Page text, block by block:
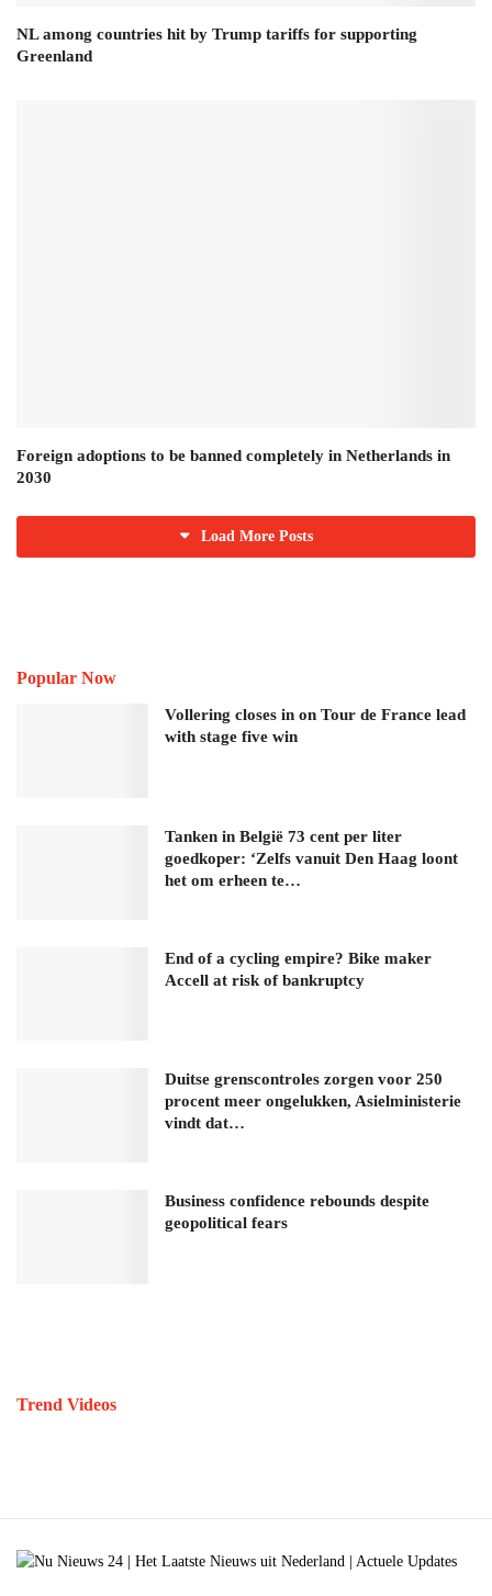
NL among countries hit by Trump tariffs for supporting
Greenland
Foreign adoptions to be banned completely in Netherlands in
2030
Load More Posts
Popular Now
Vollering closes in on Tour de France lead
with stage five win
Tanken in België 73 cent per liter
goedkoper: ‘Zelfs vanuit Den Haag loont
het om erheen te…
End of a cycling empire? Bike maker
Accell at risk of bankruptcy
Duitse grenscontroles zorgen voor 250
procent meer ongelukken, Asielministerie
vindt dat…
Business confidence rebounds despite
geopolitical fears
Trend Videos